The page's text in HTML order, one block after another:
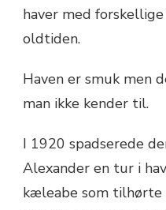
haver med
oldtiden.
Haven er smuk men
man ikke kender til.
I 1920 spadserede
Alexander en tur i
kæleabe som tilhørte